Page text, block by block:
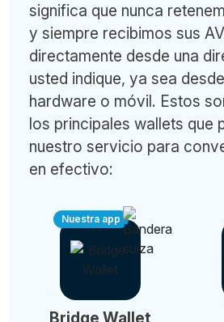
significa que nunca
y siempre recibimos sus
directamente desde una
usted indique, ya sea
hardware o móvil. Estos
los principales wallets que
nuestro servicio para
en efectivo:
Nuestra app
Bridge Wallet